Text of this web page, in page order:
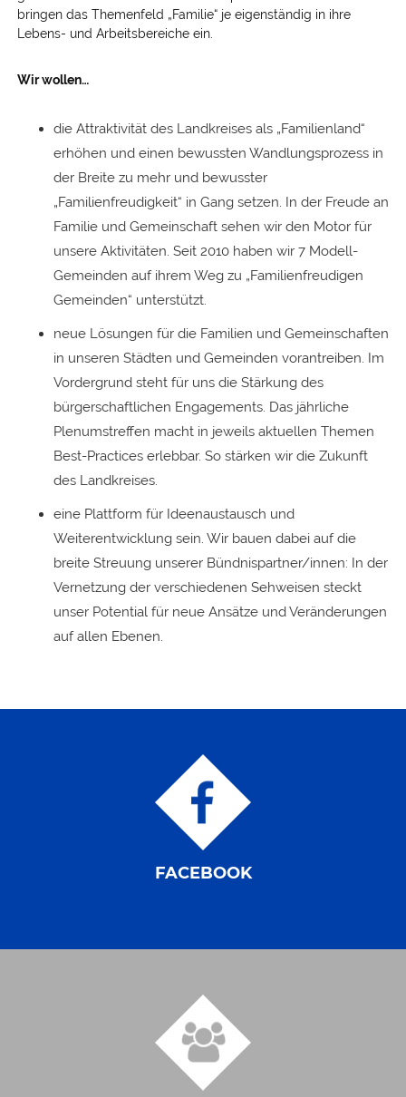
bringen das Themenfeld „Familie“ je eigenständig in ihre
Lebens- und Arbeitsbereiche ein.
Wir wollen…
die Attraktivität des Landkreises als „Familienland“
erhöhen und einen bewussten Wandlungsprozess in
der Breite zu mehr und bewusster
„Familienfreudigkeit“ in Gang setzen. In der Freude an
Familie und Gemeinschaft sehen wir den Motor für
unsere Aktivitäten. Seit 2010 haben wir 7 Modell-
Gemeinden auf ihrem Weg zu „Familienfreudigen
Gemeinden“ unterstützt.
neue Lösungen für die Familien und Gemeinschaften
in unseren Städten und Gemeinden vorantreiben. Im
Vordergrund steht für uns die Stärkung des
bürgerschaftlichen Engagements. Das jährliche
Plenumstreffen macht in jeweils aktuellen Themen
Best-Practices erlebbar. So stärken wir die Zukunft
des Landkreises.
eine Plattform für Ideenaustausch und
Weiterentwicklung sein. Wir bauen dabei auf die
breite Streuung unserer Bündnispartner/innen: In der
Vernetzung der verschiedenen Sehweisen steckt
unser Potential für neue Ansätze und Veränderungen
auf allen Ebenen.
FACEBOOK